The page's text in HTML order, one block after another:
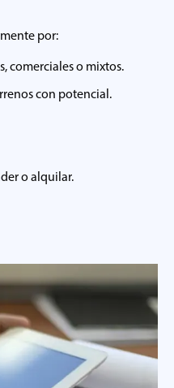
por:
comerciales o mixtos.
con potencial.
o alquilar.